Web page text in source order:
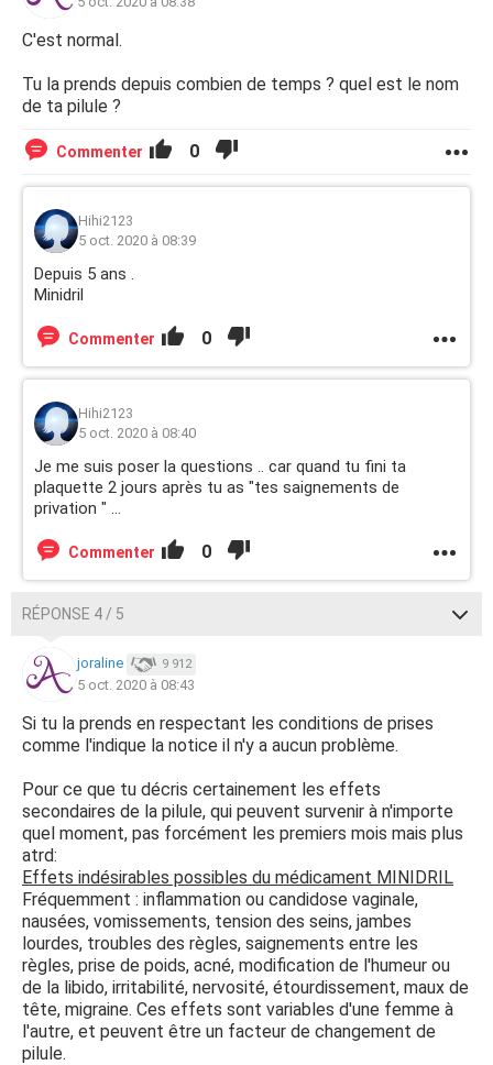
C'est normal.
Tu la prends depuis combien de temps ? quel est le nom
de ta pilule ?
Commenter 0
Hihi2123
5 oct. 2020 à 08:39
Depuis 5 ans .
Minidril
Commenter 0
Hihi2123
5 oct. 2020 à 08:40
Je me suis poser la questions .. car quand tu fini ta
plaquette 2 jours après tu as "tes saignements de
privation " ...
Commenter 0
RÉPONSE 4 / 5
joraline 9 912
5 oct. 2020 à 08:43
Si tu la prends en respectant les conditions de prises
comme l'indique la notice il n'y a aucun problème.
Pour ce que tu décris certainement les effets
secondaires de la pilule, qui peuvent survenir à n'importe
quel moment, pas forcément les premiers mois mais plus
atrd:
Effets indésirables possibles du médicament MINIDRIL
Fréquemment : inflammation ou candidose vaginale,
nausées, vomissements, tension des seins, jambes
lourdes, troubles des règles, saignements entre les
règles, prise de poids, acné, modification de l'humeur ou
de la libido, irritabilité, nervosité, étourdissement, maux de
tête, migraine. Ces effets sont variables d'une femme à
l'autre, et peuvent être un facteur de changement de
pilule.